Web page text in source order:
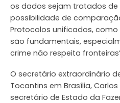
os dados sejam tratados
possibilidade de
Protocolos unificados,
são fundamentais,
crime não respeita
O secretário extraordinário
Tocantins em Brasília, Carlos
secretário de Estado da